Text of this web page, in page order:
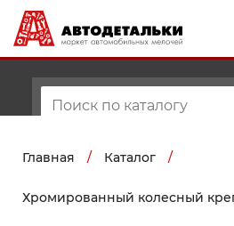
Главная / Каталог /
Хромированный колесный